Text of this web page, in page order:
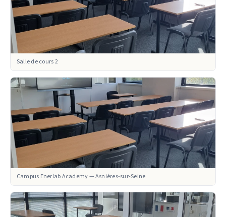
Salle de cours 2
Campus Enerlab Academy — Asnières-sur-Seine